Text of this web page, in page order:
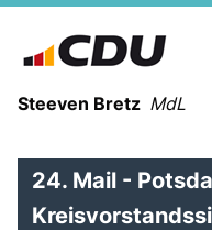
Steeven Bretz MdL
24. Mail -